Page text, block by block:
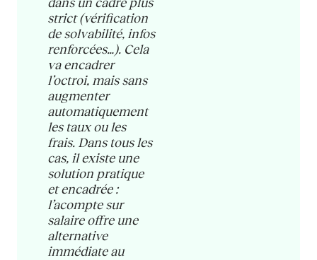
dans un cadre plus
strict (vérification
de solvabilité, infos
renforcées…). Cela
va encadrer
l’octroi, mais sans
augmenter
automatiquement
les taux ou les
frais. Dans tous les
cas, il existe une
solution pratique
et encadrée :
l’acompte sur
salaire offre une
alternative
immédiate au